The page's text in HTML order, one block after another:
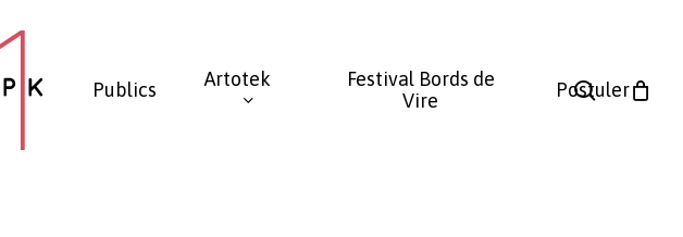
Publics Artotek
Festival Bords de
Vire
Postuler
search
panier